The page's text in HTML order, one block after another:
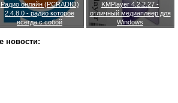
Радио онлайн (PCRADIO)
2.4.8.0 - радио которое
всегда с собой
KMPlayer 4.2.2.27 -
отличный медиаплеер для
Windows
новости: